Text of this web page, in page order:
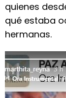
quienes
qué estaba
hermanas.